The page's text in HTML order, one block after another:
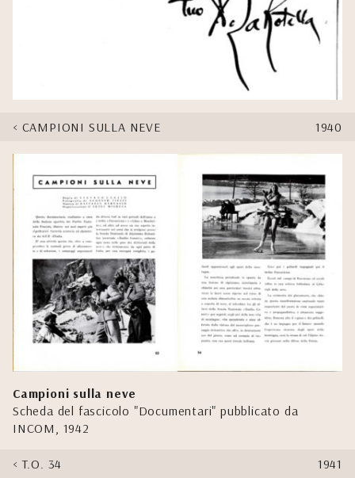
CAMPIONI SULLA NEVE 1940
Campioni sulla neve
Scheda del fascicolo "Documentari" pubblicato da
INCOM, 1942
T.O. 34 1941